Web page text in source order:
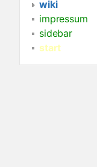
wiki
impressum
sidebar
start